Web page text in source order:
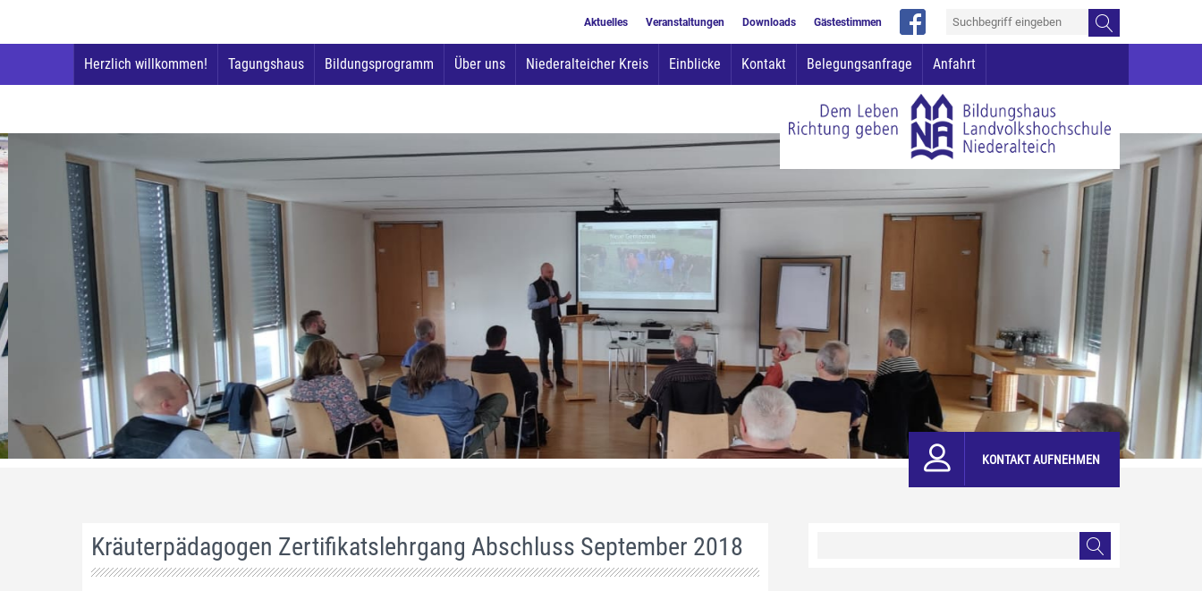
Aktuelles Veranstaltungen Downloads Gästestimmen
Inhalt
Herzlich willkommen! Tagungshaus Bildungsprogramm Über uns Niederalteicher Kreis Einblicke Kontakt Belegungsanfrage Anfahrt
KONTAKT AUFNEHMEN
Kräuterpädagogen Zertifikatslehrgang Abschluss September 2018